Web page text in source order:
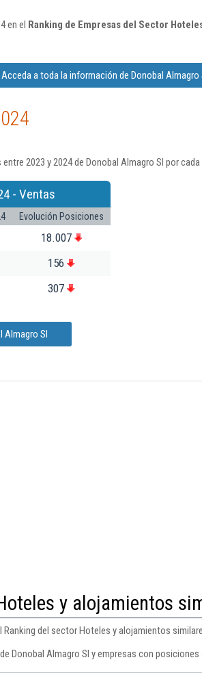
en el Ranking de Empresas del Sector
Acceda a toda la información de Donobal Almagro
2023 y 2024 de Donobal Almagro Sl por
- Ventas
Evolución Posiciones
18.007
156
307
Almagro Sl
y alojamientos
del sector Hoteles y alojamientos
Donobal Almagro Sl y empresas con posiciones